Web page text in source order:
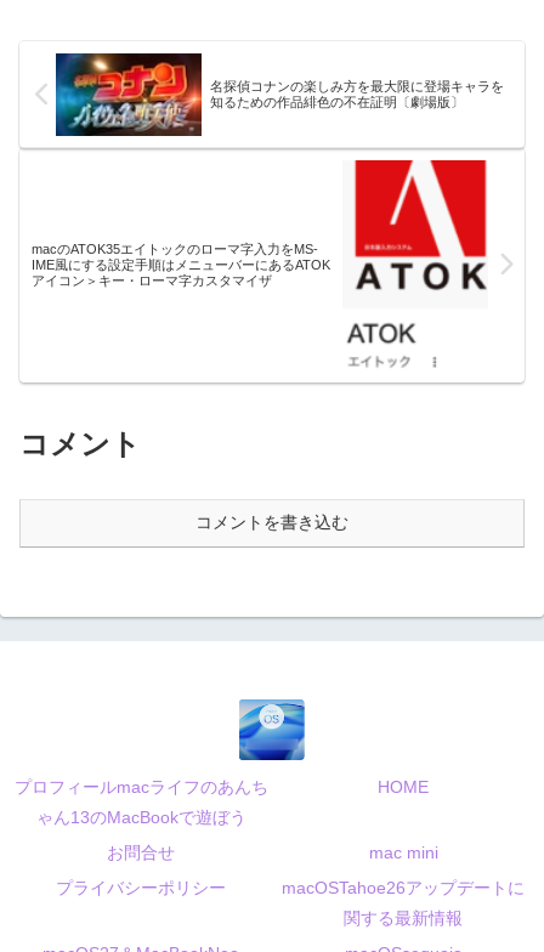
名探偵コナンの楽しみ方を最大限に登場キャラを
知るための作品緋色の不在証明〔劇場版〕
macのATOK35エイトックのローマ字入力をMS-
IME風にする設定手順はメニューバーにあるATOK
アイコン＞キー・ローマ字カスタマイザ
コメント
コメントを書き込む
プロフィールmacライフのあんち
ゃん13のMacBookで遊ぼう
HOME
お問合せ
mac mini
プライバシーポリシー
macOSTahoe26アップデートに
関する最新情報